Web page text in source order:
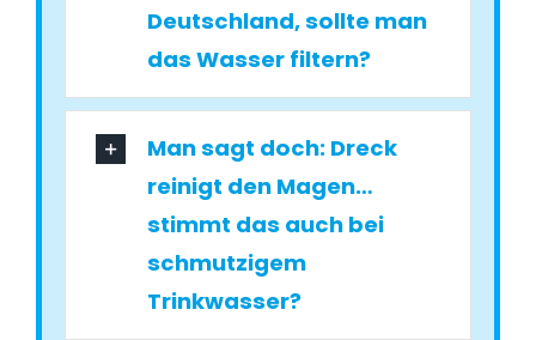
Deutschland, sollte man
das Wasser filtern?
Man sagt doch: Dreck
reinigt den Magen…
stimmt das auch bei
schmutzigem
Trinkwasser?